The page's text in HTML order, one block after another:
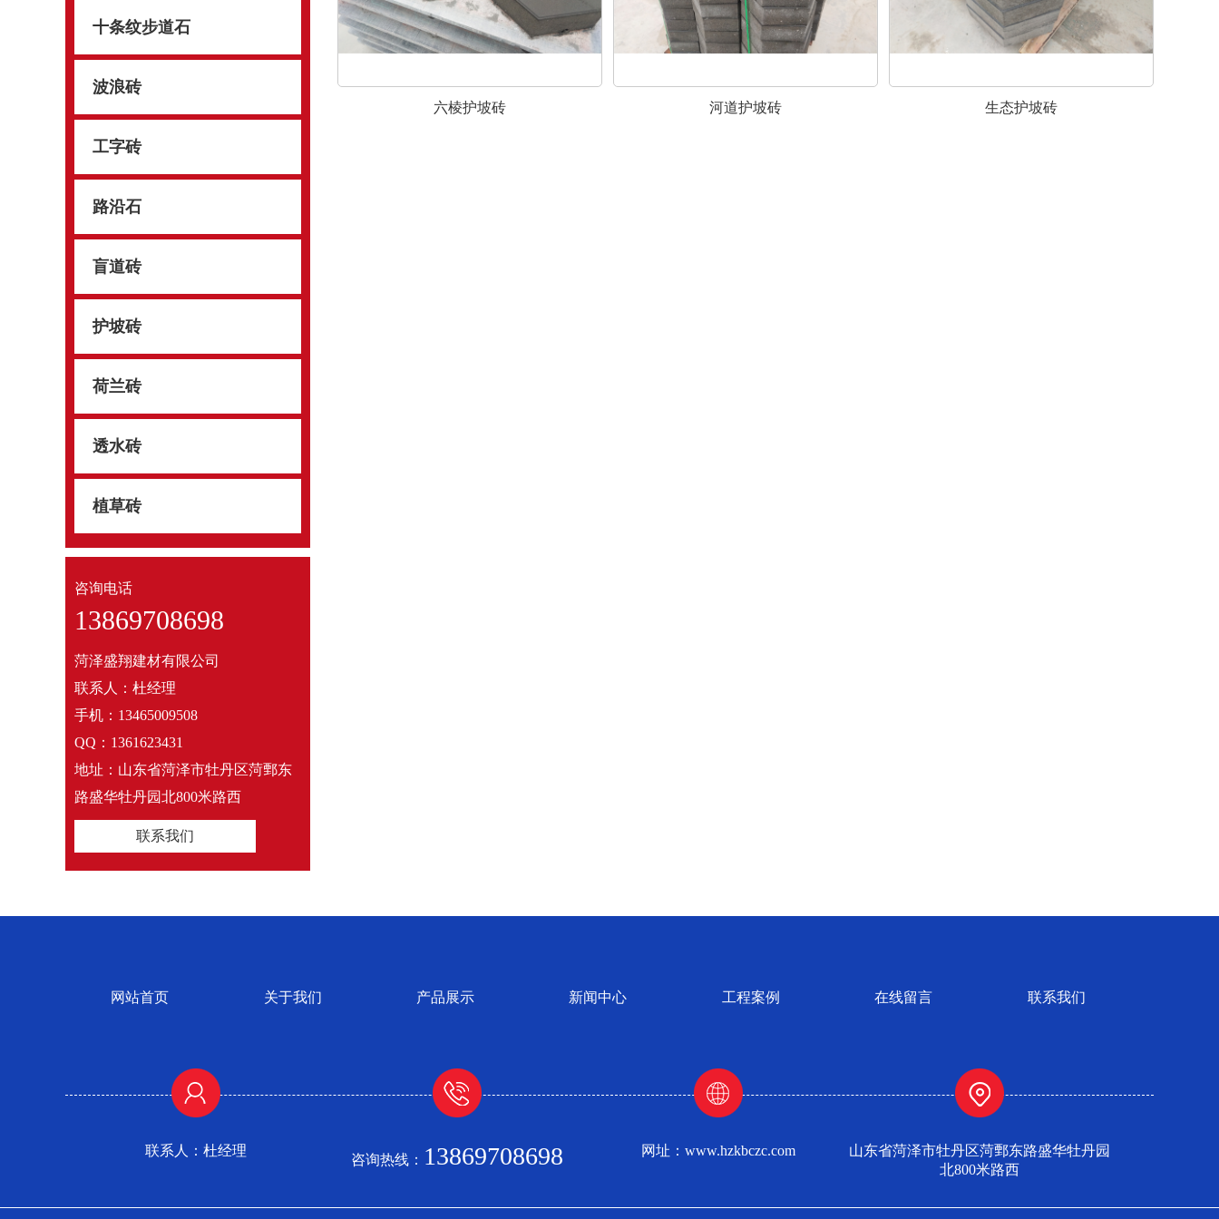
十条纹步道石
波浪砖
工字砖
路沿石
盲道砖
护坡砖
荷兰砖
透水砖
植草砖
咨询电话
13869708698
菏泽盛翔建材有限公司
联系人：杜经理
手机：13465009508
QQ：1361623431
地址：山东省菏泽市牡丹区菏鄄东
路盛华牡丹园北800米路西
联系我们
六棱护坡砖 河道护坡砖 生态护坡砖
网站首页 关于我们 产品展示 新闻中心 工程案例 在线留言 联系我们
联系人：杜经理
咨询热线： 13869708698 网址：www.hzkbczc.com
山东省菏泽市牡丹区菏鄄东路盛华牡丹园
北800米路西